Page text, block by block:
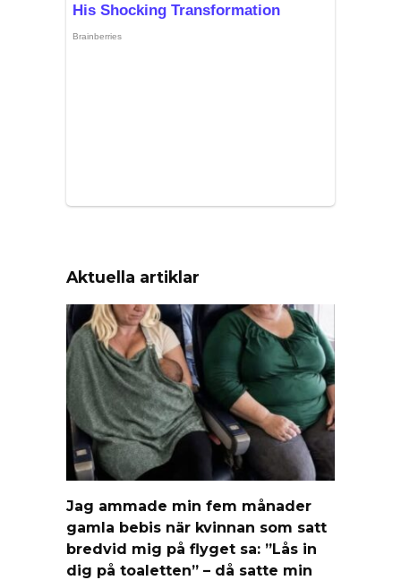
Aktuella artiklar
Jag ammade min fem månader
gamla bebis när kvinnan som satt
bredvid mig på flyget sa: ”Lås in
dig på toaletten” – då satte min